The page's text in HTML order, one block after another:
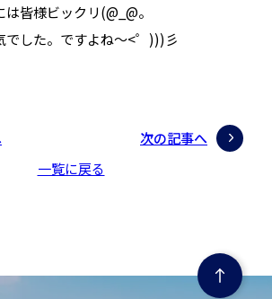
は皆様ビックリ(@_@。
でした。ですよね～<゜)))彡
一覧に戻る
次の記事へ
ページの先頭にもどる